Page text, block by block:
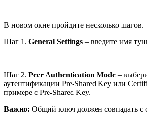
В новом окне пройдите несколько шагов.
Шаг 1. General Settings – введите имя
Шаг 2. Peer Authentication Mode –
аутентификации Pre-Shared Key или
примере с Pre-Shared Key.
Важно: Общий ключ должен совпадать